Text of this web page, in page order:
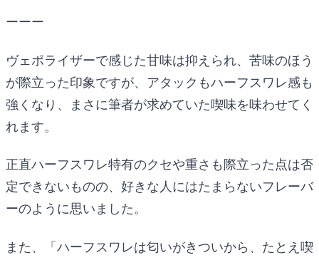
ーーー
ヴェポライザーで感じた甘味は抑えられ、苦味のほう
が際立った印象ですが、アタックもハーフスワレ感も
強くなり、まさに筆者が求めていた喫味を味わせてく
れます。
正直ハーフスワレ特有のクセや重さも際立った点は否
定できないものの、好きな人にはたまらないフレーバ
ーのように思いました。
また、「ハーフスワレは匂いがきついから、たとえ喫